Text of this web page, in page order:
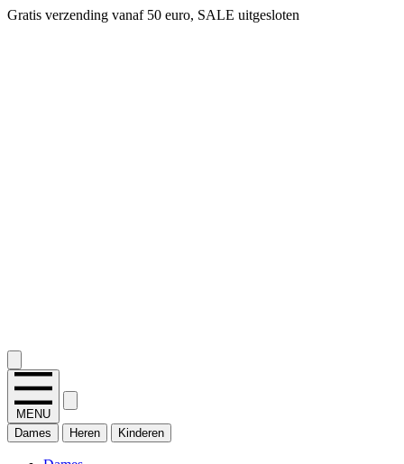
Gratis verzending vanaf 50 euro, SALE uitgesloten
MENU
Dames
Heren Kinderen